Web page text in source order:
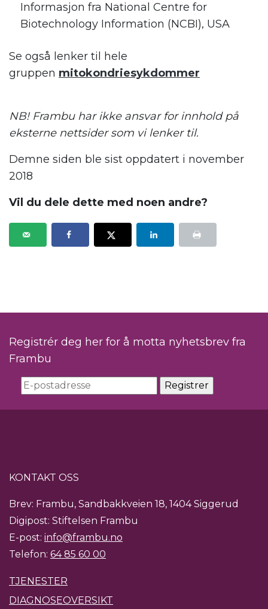
Informasjon fra National Centre for
Biotechnology Information (NCBI), USA
Se også lenker til hele
gruppen mitokondriesykdommer
NB! Frambu har ikke ansvar for innhold på
eksterne nettsider som vi lenker til.
Demne siden ble sist oppdatert i november
2018
Vil du dele dette med noen andre?
Registrér deg her for å motta nyhetsbrev fra
Frambu
KONTAKT OSS
Brev: Frambu, Sandbakkveien 18, 1404 Siggerud
Digipost: Stiftelsen Frambu
E-post: info@frambu.no
Telefon: 64 85 60 00
TJENESTER
DIAGNOSEOVERSIKT